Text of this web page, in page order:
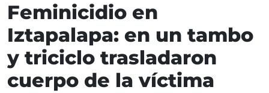
Feminicidio en
Iztapalapa: en un tambo
y triciclo trasladaron
cuerpo de la víctima